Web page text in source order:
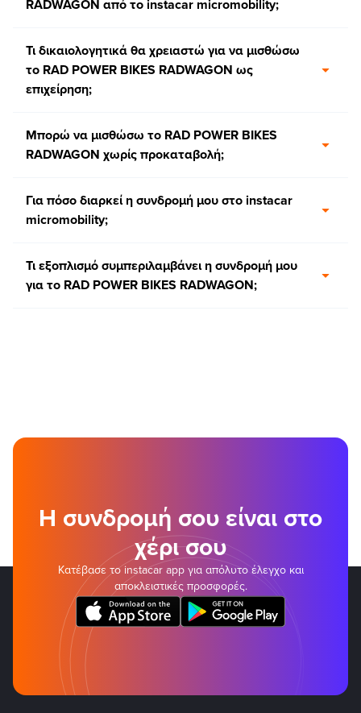
RADWAGON από το instacar micromobility;
Τι δικαιολογητικά θα χρειαστώ για να μισθώσω
το RAD POWER BIKES RADWAGON ως
επιχείρηση;
Μπορώ να μισθώσω το RAD POWER BIKES
RADWAGON χωρίς προκαταβολή;
Για πόσο διαρκεί η συνδρομή μου στο instacar
micromobility;
Τι εξοπλισμό συμπεριλαμβάνει η συνδρομή μου
για το RAD POWER BIKES RADWAGON;
Η συνδρομή σου είναι στο
χέρι σου
Κατέβασε το instacar app για απόλυτο έλεγχο και
αποκλειστικές προσφορές.